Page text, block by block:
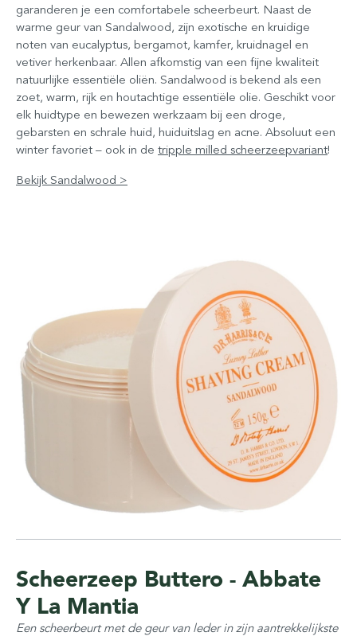
garanderen je een comfortabele scheerbeurt. Naast de
warme geur van Sandalwood, zijn exotische en kruidige
noten van eucalyptus, bergamot, kamfer, kruidnagel en
vetiver herkenbaar. Allen afkomstig van een fijne kwaliteit
natuurlijke essentiële oliën. Sandalwood is bekend als een
zoet, warm, rijk en houtachtige essentiële olie. Geschikt voor
elk huidtype en bewezen werkzaam bij een droge,
gebarsten en schrale huid, huiduitslag en acne. Absoluut een
winter favoriet – ook in de tripple milled scheerzeepvariant!
Bekijk Sandalwood >
Scheerzeep Buttero - Abbate
Y La Mantia
Een scheerbeurt met de geur van leder in zijn aantrekkelijkste